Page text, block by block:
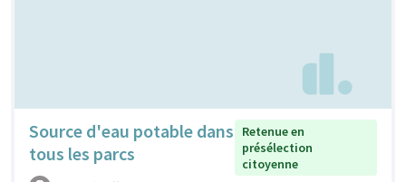
Source d'eau potable dans
tous les parcs
Retenue en
présélection
citoyenne